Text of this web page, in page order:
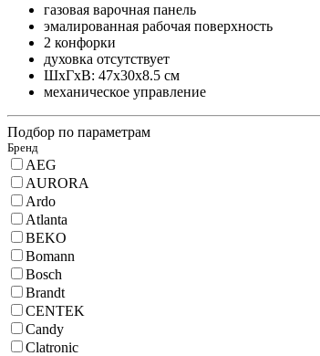
газовая варочная панель
эмалированная рабочая поверхность
2 конфорки
духовка отсутствует
ШхГхВ: 47x30x8.5 см
механическое управление
Подбор по параметрам
Бренд
AEG
AURORA
Ardo
Atlanta
BEKO
Bomann
Bosch
Brandt
CENTEK
Candy
Clatronic